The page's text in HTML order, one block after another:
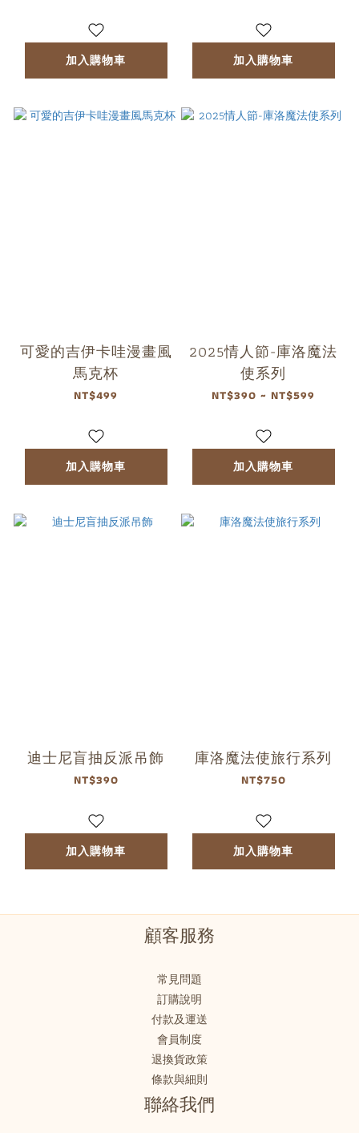
加入購物車 加入購物車
可愛的吉伊卡哇漫畫風
馬克杯
NT$499
加入購物車
2025情人節-庫洛魔法
使系列
NT$390 ~ NT$599
加入購物車
迪士尼盲抽反派吊飾
NT$390
加入購物車
庫洛魔法使旅行系列
NT$750
加入購物車
顧客服務
常見問題
訂購說明
付款及運送
會員制度
退換貨政策
條款與細則
聯絡我們